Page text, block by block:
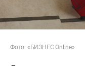
Фото: «БИЗНЕС Online»